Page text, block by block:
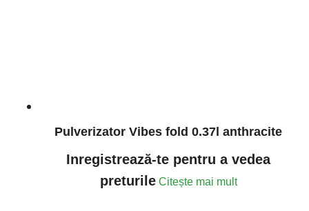
Pulverizator Vibes fold 0.37l anthracite
Inregistrează-te pentru a vedea
preturile Citește mai mult